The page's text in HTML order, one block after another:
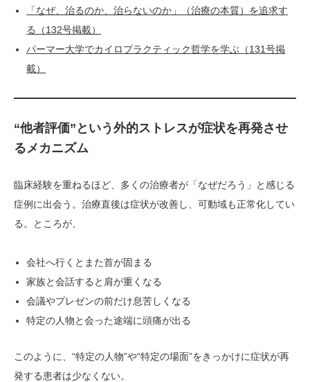
「なぜ、治るのか、治らないのか」（治療の本質）を追求す
る（132号掲載）
パーマー大学でカイロプラクティック哲学を学ぶ（131号掲
載）
“他者評価”という外的ストレスが症状を再発させ
るメカニズム
臨床経験を重ねるほど、多くの治療者が「なぜだろう」と感じる
症例に出会う。治療直後は症状が改善し、可動域も正常化してい
る。ところが、
会社へ行くとまた首が固まる
家族と会話すると肩が重くなる
会議やプレゼンの前だけ息苦しくなる
特定の人物と会った途端に頭痛が出る
このように、“特定の人物”や“特定の場面”をきっかけに症状が再
発する患者は少なくない。